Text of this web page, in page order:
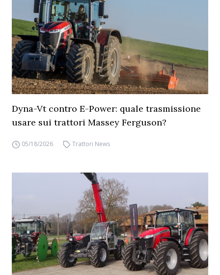
Dyna-Vt contro E-Power: quale trasmissione
usare sui trattori Massey Ferguson?
05/18/2026 Trattori News